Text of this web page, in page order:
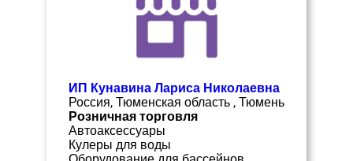
ИП Кунавина Лариса Николаевна
Россия, Тюменская область , Тюмень
Розничная торговля
Автоаксессуары
Кулеры для воды